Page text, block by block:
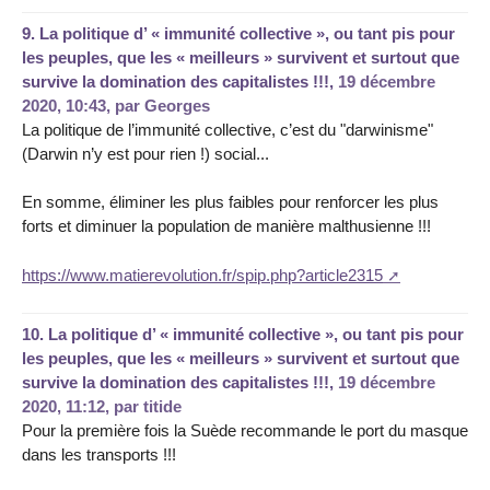
9. La politique d’ « immunité collective », ou tant pis pour
les peuples, que les « meilleurs » survivent et surtout que
survive la domination des capitalistes !!!, 19 décembre
2020, 10:43, par Georges
La politique de l’immunité collective, c’est du "darwinisme"
(Darwin n’y est pour rien !) social...
En somme, éliminer les plus faibles pour renforcer les plus
forts et diminuer la population de manière malthusienne !!!
https://www.matierevolution.fr/spip.php?article2315
10. La politique d’ « immunité collective », ou tant pis pour
les peuples, que les « meilleurs » survivent et surtout que
survive la domination des capitalistes !!!, 19 décembre
2020, 11:12, par titide
Pour la première fois la Suède recommande le port du masque
dans les transports !!!